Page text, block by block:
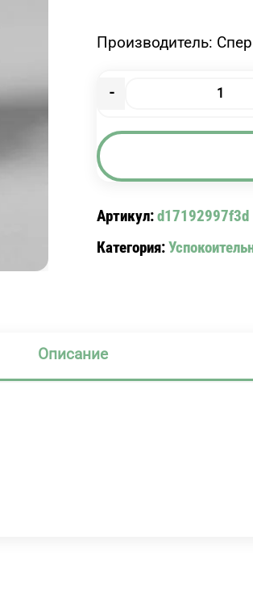
Производитель:
-
СЕДАСЕН
ФОРТЕ
№20)
Артикул:d17192997f3d
Категория:
Описание